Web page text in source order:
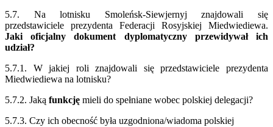
5.7. Na lotnisku Smoleńsk-Siewjernyj znajdowali się
przedstawiciele prezydenta Federacji Rosyjskiej Miedwiediewa.
Jaki oficjalny dokument dyplomatyczny przewidywał ich
udział?
5.7.1. W jakiej roli znajdowali się przedstawiciele prezydenta
Miedwiediewa na lotnisku?
5.7.2. Jaką funkcję mieli do spełniane wobec polskiej delegacji?
5.7.3. Czy ich obecność była uzgodniona/wiadoma polskiej